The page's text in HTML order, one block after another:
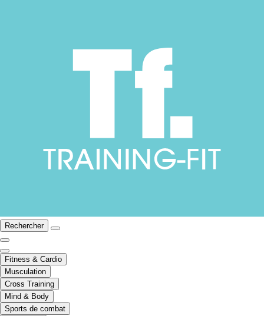
Rechercher
Fitness & Cardio
Musculation
Cross Training
Mind & Body
Sports de combat